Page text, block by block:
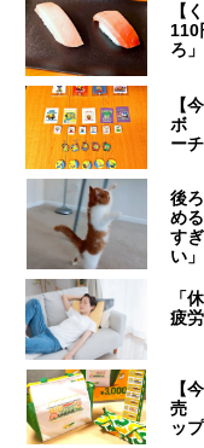
【
ろ
【
ボ
ーチ
後
め
す
い」
「
疲
【
売
ッ